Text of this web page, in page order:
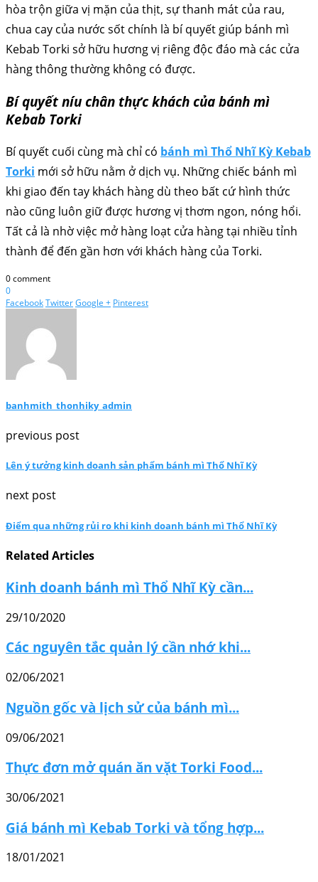
hòa trộn giữa vị mặn của thịt, sự thanh mát của rau,
chua cay của nước sốt chính là bí quyết giúp bánh mì
Kebab Torki sở hữu hương vị riêng độc đáo mà các cửa
hàng thông thường không có được.
Bí quyết níu chân thực khách của bánh mì
Kebab Torki
Bí quyết cuối cùng mà chỉ có bánh mì Thổ Nhĩ Kỳ Kebab
Torki mới sở hữu nằm ở dịch vụ. Những chiếc bánh mì
khi giao đến tay khách hàng dù theo bất cứ hình thức
nào cũng luôn giữ được hương vị thơm ngon, nóng hổi.
Tất cả là nhờ việc mở hàng loạt cửa hàng tại nhiều tỉnh
thành để đến gần hơn với khách hàng của Torki.
0 comment
0
FacebookTwitterGoogle + Pinterest
banhmith_thonhiky_admin
previous post
Lên ý tưởng kinh doanh sản phẩm bánh mì Thổ Nhĩ Kỳ
next post
Điểm qua những rủi ro khi kinh doanh bánh mì Thổ Nhĩ Kỳ
Related Articles
Kinh doanh bánh mì Thổ Nhĩ Kỳ cần...
29/10/2020
Các nguyên tắc quản lý cần nhớ khi...
02/06/2021
Nguồn gốc và lịch sử của bánh mì...
09/06/2021
Thực đơn mở quán ăn vặt Torki Food...
30/06/2021
Giá bánh mì Kebab Torki và tổng hợp...
18/01/2021